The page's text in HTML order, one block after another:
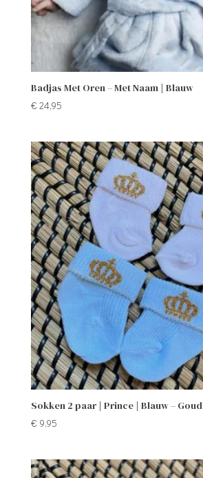
Badjas Met Oren – Met Naam | Blauw
€ 24,95
Sokken 2 paar | Prince | Blauw – Goud
€ 9,95